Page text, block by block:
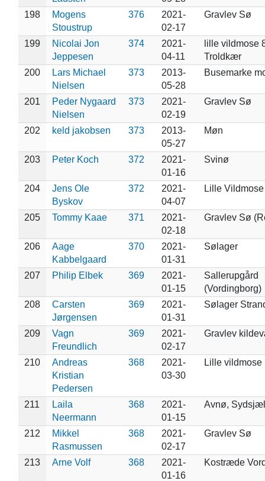
198
Mogens
Stoustrup
376
2021-
02-17
Gravlev Sø
199
Nicolai Jon
Jeppesen
374
2021-
04-11
lille vildmose
Troldkær
200
Lars Michael
Nielsen
373
2013-
05-28
Busemarke
201
Peder Nygaard
Nielsen
373
2021-
02-19
Gravlev Sø
202 keld jakobsen 373
2013-
05-27
Møn
203 Peter Koch 372
2021-
01-16
Svinø
204
Jens Ole
Byskov
372
2021-
04-07
Lille Vildmose
205 Tommy Kaae 371
2021-
02-18
Gravlev Sø
206
Aage
Kabbelgaard
370
2021-
01-31
Sølager
207 Philip Elbek 369
2021-
01-15
Sallerupgård
(Vordingborg)
208
Carsten
Jørgensen
369
2021-
01-31
Sølager
209
Vagn
Freundlich
369
2021-
02-17
Gravlev
210
Andreas
Kristian
Pedersen
368
2021-
03-30
Lille vildmose
211
Laila
Neermann
368
2021-
01-15
Avnø,
212
Mikkel
Rasmussen
368
2021-
02-17
Gravlev Sø
213 Arne Volf 368
2021-
01-16
Kostræde